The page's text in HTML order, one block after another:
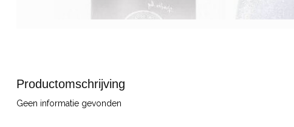
Productomschrijving
Geen informatie gevonden